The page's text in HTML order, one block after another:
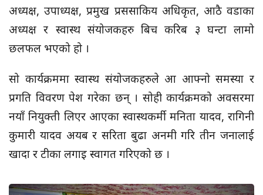
अध्यक्ष, उपाध्यक्ष, प्रमुख प्रससाकिय अधिकृत, आठै वडाका
अध्यक्ष र स्वास्थ संयोजकहरु बिच करिब ३ घन्टा लामो
छलफल भएको हो ।
सो कार्यक्रममा स्वास्थ संयोजकहरुले आ आफ्नो समस्या र
प्रगति विवरण पेश गरेका छन् । सोही कार्यक्रमको अवसरमा
नयाँ नियुक्ती लिएर आएका स्वास्थकर्मी मनिता यादव, रागिनी
कुमारी यादव अयब र सरिता बुढा अनमी गरि तीन जनालाई
खादा र टीका लगाइ स्वागत गरिएको छ ।